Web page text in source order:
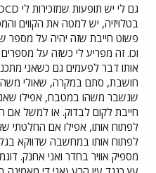
בטלויזיה, יש למטה את הקווים
אותו דבר לפעמים גם כשאני
חושבת, סתם במקרה, שאולי
שנשבר משהו במטבח, אפילו
חייבת לקום לבדוק. או למשל אם
לפתוח אותו, אפילו אם החלטתי
לפתוח אותו במחשבה שדווקא
מספיק אוויר בחדר ואני אחנק.